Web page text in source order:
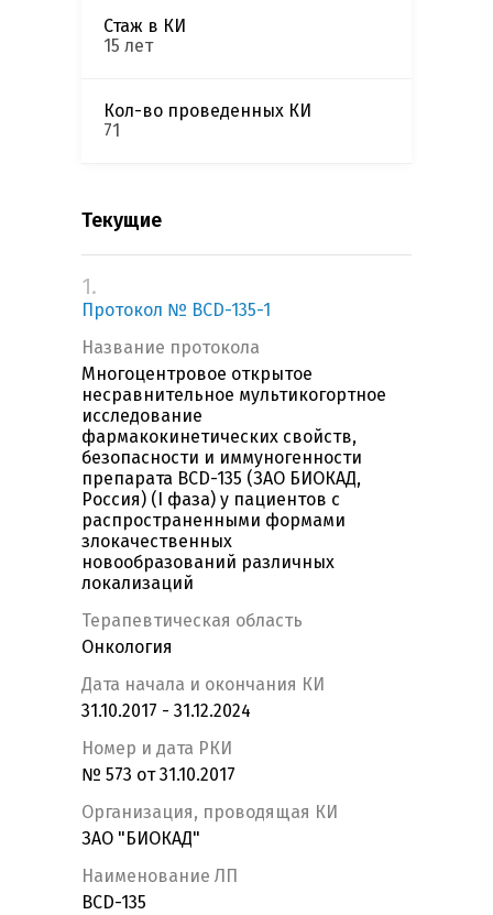
Стаж в КИ
15 лет
Кол-во проведенных КИ
71
Текущие
1.
Протокол № BCD-135-1
Название протокола
Многоцентровое открытое
несравнительное мультикогортное
исследование
фармакокинетических свойств,
безопасности и иммуногенности
препарата BCD-135 (ЗАО БИОКАД,
Россия) (I фаза) у пациентов с
распространенными формами
злокачественных
новообразований различных
локализаций
Терапевтическая область
Онкология
Дата начала и окончания КИ
31.10.2017 - 31.12.2024
Номер и дата РКИ
№ 573 от 31.10.2017
Организация, проводящая КИ
ЗАО "БИОКАД"
Наименование ЛП
BCD-135